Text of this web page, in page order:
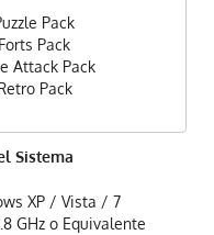
Pack
Pack
Attack Pack
Pack
Sistema
XP / Vista / 7
GHz o Equivalente